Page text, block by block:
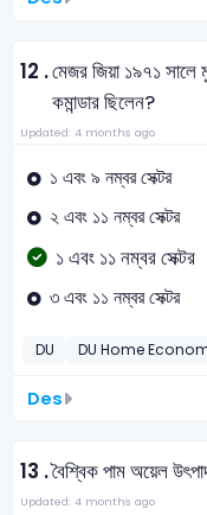
12 .মেজর জিয়া ১৯৭১
কমান্ডার ছিলেন?
Updated: 4 months ago
১ এবং ৯ নম্বর সেক্টর
২ এবং ১১ নম্বর সেক্টর
১ এবং ১১ নম্বর সেক্টর
৩ এবং ১১ নম্বর সেক্টর
DU DU Home
Des
13 .বৈশ্বিক পাম অয়েল
Updated: 4 months ago